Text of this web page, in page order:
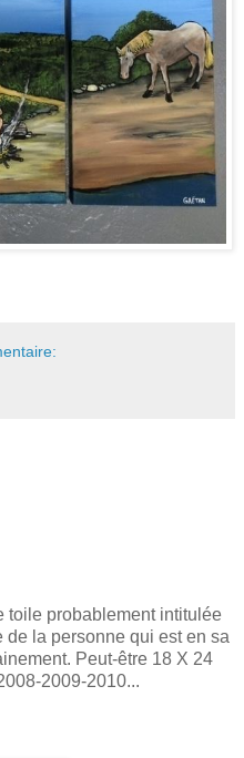
toile probablement intitulée
la personne qui est en sa
Peut-être 18 X 24
2009-2010...